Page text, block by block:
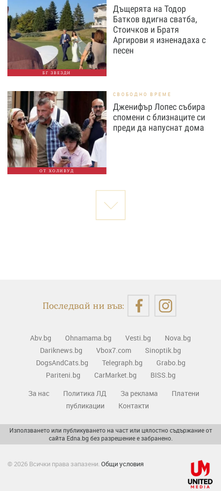
БГ ЗВЕЗДИ
Дъщерята на Тодор
Батков вдигна сватба,
Стоичков и Братя
Аргирови я изненадаха с
песен
ОТ ХОЛИВУД
СВОБОДНО ВРЕМЕ
Дженифър Лопес събира
спомени с близнаците си
преди да напуснат дома
Последвай ни във:
Abv.bg Ohnamama.bg Vesti.bg
Nova.bg
Dariknews.bg
Vbox7.com
Sinoptik.bg
DogsAndCats.bg
Telegraph.bg
Grabo.bg
Pariteni.bg
CarMarket.bg
BISS.bg
За нас
Политика ЛД За реклама
Платени
публикации
Контакти
Използването или публикуването на част или цялостно съдържание от
сайта Edna.bg без разрешение е забранено.
© 2026 Всички права запазени. Общи условия